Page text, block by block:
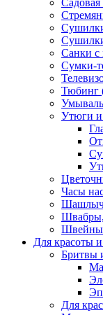
Садовая
Санки с
Сумки-
Тюбинг
Утюги и
Часы
Швабры,
Для красоты и
Бритвы
Для